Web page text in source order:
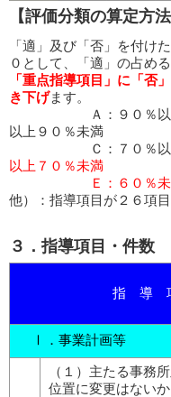
【評価分類の算定方法
「適」及び「否」を付け
０として、「適」の占め
「重点指導項目」に「否
き下げます。
Ａ：９０
以上９０％未満
Ｃ：７０％以
以上７０％未満
Ｅ：６０％
他）：指導項目が２６項
３．指導項目・件数
指 導
Ⅰ．事業計画等
（１）主たる事務
位置に変更はないか